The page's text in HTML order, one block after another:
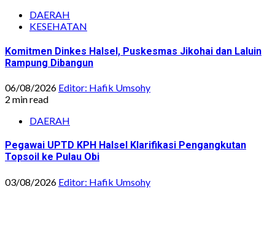
DAERAH
KESEHATAN
Komitmen Dinkes Halsel, Puskesmas Jikohai dan Laluin
Rampung Dibangun
06/08/2026 Editor: Hafik Umsohy
2 min read
DAERAH
Pegawai UPTD KPH Halsel Klarifikasi Pengangkutan
Topsoil ke Pulau Obi
03/08/2026 Editor: Hafik Umsohy